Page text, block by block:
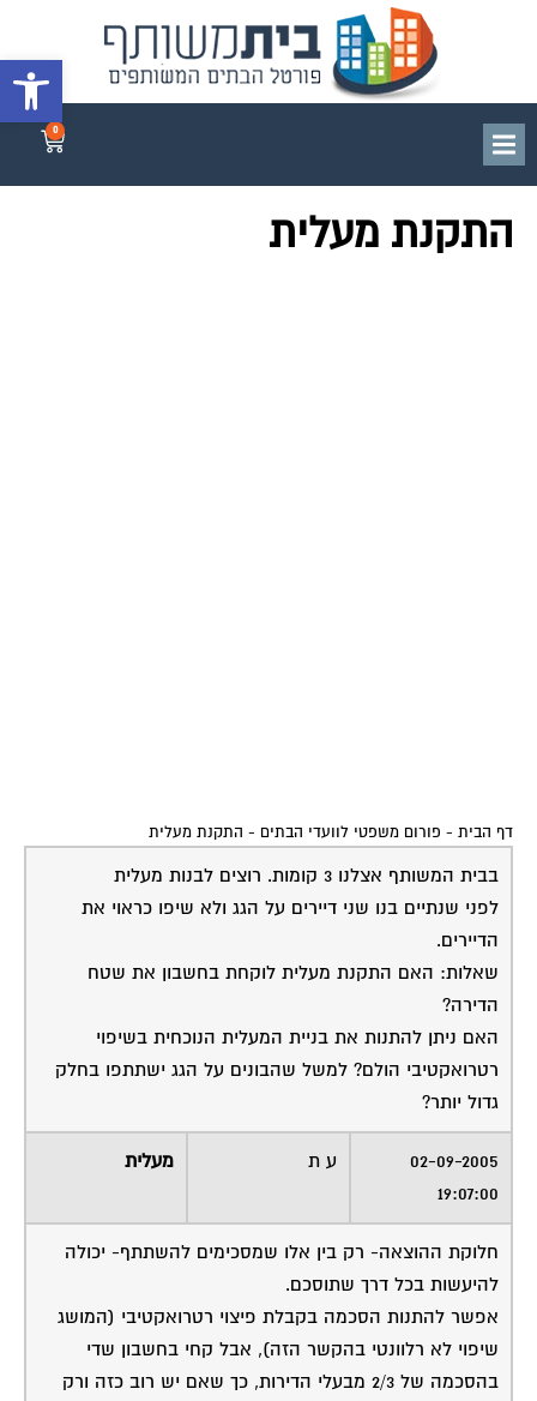
פתח
התקנת מעלית
בבית המשותף אצלנו 3 קומות. רוצים לבנות מעלית
לפני שנתיים בנו שני דיירים על הגג ולא שיפו כראוי את
הדיירים.
שאלות: האם התקנת מעלית לוקחת בחשבון את שטח
הדירה?
האם ניתן להתנות את בניית המעלית הנוכחית בשיפוי
רטרואקטיבי הולם? למשל שהבונים על הגג ישתתפו בחלק
גדול יותר?
02-09-2005
19:07:00
ע ת מעלית
חלוקת ההוצאה- רק בין אלו שמסכימים להשתתף- יכולה
להיעשות בכל דרך שתוסכם.
אפשר להתנות הסכמה בקבלת פיצוי רטרואקטיבי (המושג
שיפוי לא רלוונטי בהקשר הזה), אבל קחי בחשבון שדי
בהסכמה של 2/3 מבעלי הדירות, כך שאם יש רוב כזה ורק
את מתעקשת לקבל פיצוי זה לא יעזור לך.